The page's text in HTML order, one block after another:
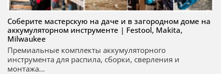
Соберите мастерскую на даче и в загородном доме на
аккумуляторном инструменте | Festool, Makita,
Milwaukee
Премиальные комплекты аккумуляторного
инструмента для распила, сборки, сверления и
монтажа...